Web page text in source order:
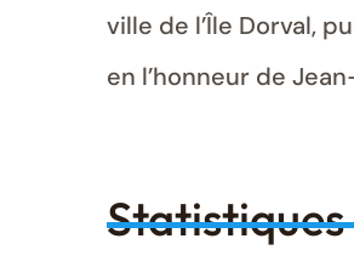
ville de l’Île Dorval,
en l’honneur de